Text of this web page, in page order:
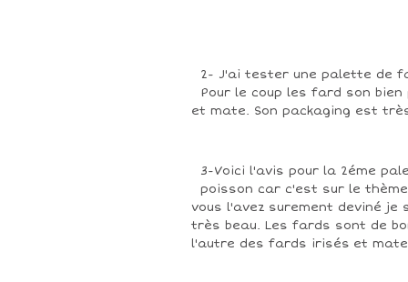
2- J'ai tester une palette de
Pour le coup les fard son
et mate. Son packaging est
3-Voici l'avis pour la 2éme
poisson car c'est sur le
vous l'avez surement deviné je
très beau. Les fards sont de
l'autre des fards irisés et